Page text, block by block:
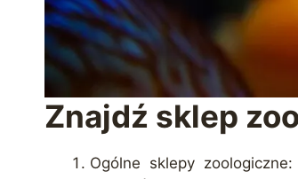
Znajdź sklep
Ogólne sklepy